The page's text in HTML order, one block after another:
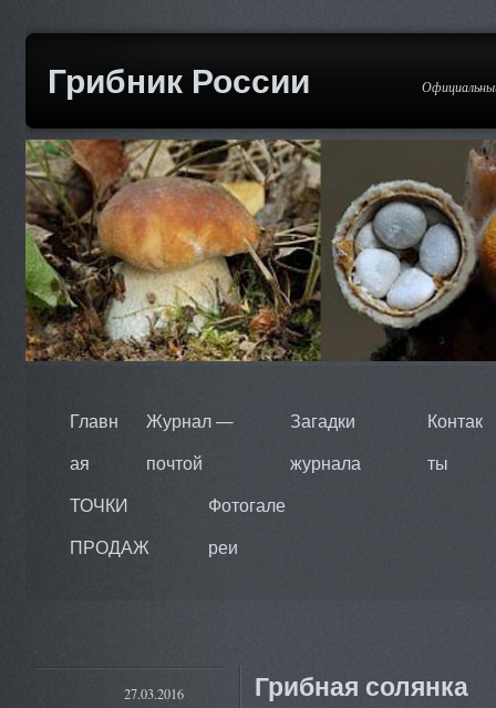
Грибник России
Главн
ая
Журнал —
почтой
Загадки
журнала
Контак
ты
ТОЧКИ
ПРОДАЖ
Фотогале
реи
27.03.2016
Грибная солянка